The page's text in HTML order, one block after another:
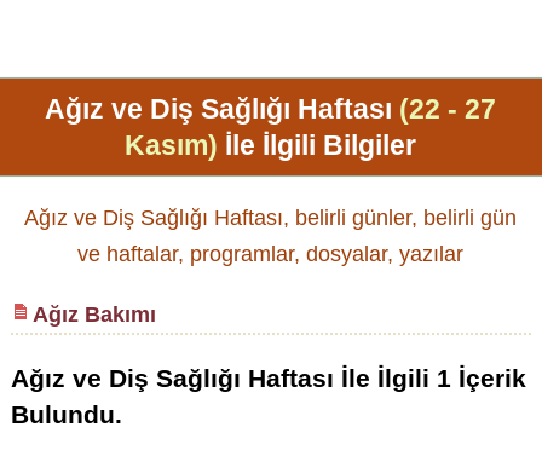
Ağız ve Diş Sağlığı Haftası (22 - 27
Kasım) İle İlgili Bilgiler
Ağız ve Diş Sağlığı Haftası, belirli günler, belirli gün
ve haftalar, programlar, dosyalar, yazılar
Ağız Bakımı
Ağız ve Diş Sağlığı Haftası İle İlgili 1İçerik
Bulundu.